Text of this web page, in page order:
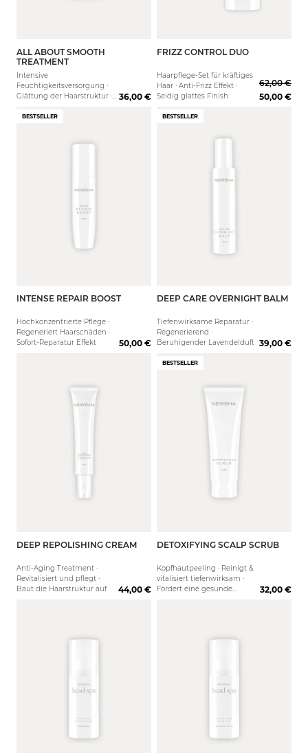
150 ml 1000 ml
ALL ABOUT SMOOTH
TREATMENT
Intensive
Feuchtigkeitsversorgung ·
Glättung der Haarstruktur ·
36,00 €
FRIZZ CONTROL DUO
Haarpflege-Set für kräftiges
Haar · Anti-Frizz Effekt ·
Seidig glattes Finish
62,00 €
50,00 €
BESTSELLER
INTENSE REPAIR BOOST
Hochkonzentrierte Pflege ·
Regeneriert Haarschäden ·
Sofort-Reparatur Effekt
50,00 €
BESTSELLER
30 ml 100ml
DEEP CARE OVERNIGHT BALM
Tiefenwirksame Reparatur ·
Regenerierend ·
Beruhigender Lavendelduft 39,00 €
75 ml
DEEP REPOLISHING CREAM
Anti-Aging Treatment ·
Revitalisiert und pflegt ·
Baut die Haarstruktur auf
44,00 €
BESTSELLER
DETOXIFYING SCALP SCRUB
Kopfhautpeeling · Reinigt &
vitalisiert tiefenwirksam ·
Fördert eine gesunde
32,00 €